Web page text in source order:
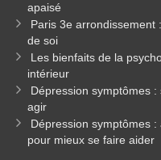
apaisé
Paris 3e arrondissement
de soi
Les bienfaits de la
intérieur
Dépression symptômes
agir
Dépression symptômes
pour mieux se faire aider